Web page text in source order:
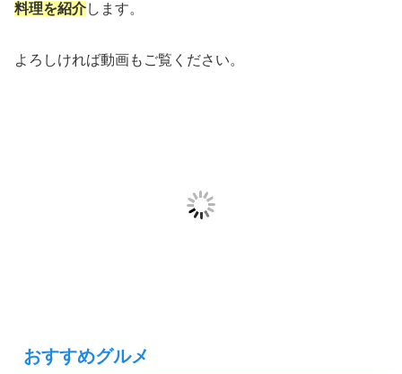
料理を紹介します。
よろしければ動画もご覧ください。
おすすめグルメ